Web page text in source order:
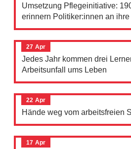
Umsetzung Pflegeinitiative:
erinnern Politiker:innen an
27 Apr
Jedes Jahr kommen drei
Arbeitsunfall ums Leben
22 Apr
Hände weg vom arbeitsfreien
17 Apr